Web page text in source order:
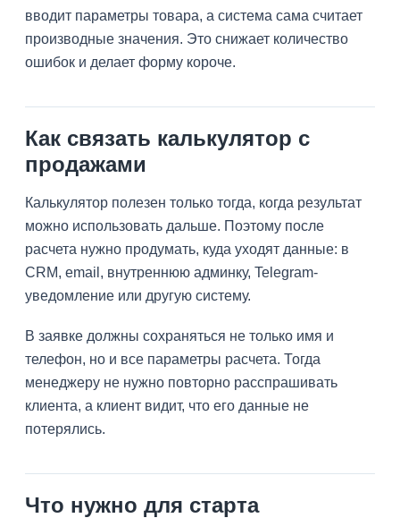
вводит параметры товара, а система сама считает
производные значения. Это снижает количество
ошибок и делает форму короче.
Как связать калькулятор с
продажами
Калькулятор полезен только тогда, когда результат
можно использовать дальше. Поэтому после
расчета нужно продумать, куда уходят данные: в
CRM, email, внутреннюю админку, Telegram-
уведомление или другую систему.
В заявке должны сохраняться не только имя и
телефон, но и все параметры расчета. Тогда
менеджеру не нужно повторно расспрашивать
клиента, а клиент видит, что его данные не
потерялись.
Что нужно для старта